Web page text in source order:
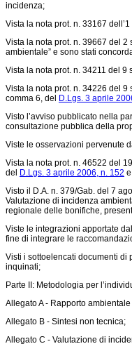
incidenza;
Vista la nota prot. n. 33167
Vista la nota prot. n. 39667 del
ambientale” e sono stati
Vista la nota prot. n. 34211 del
Vista la nota prot. n. 34226 del
comma 6, del
D.Lgs. 3 aprile
Visto l’avviso pubblicato nella
consultazione pubblica della
Viste le osservazioni pervenute
Vista la nota prot. n. 46522 del
del
D.Lgs. 3 aprile 2006, n. 152
Visto il D.A. n. 379/Gab. del 7
Valutazione di incidenza
regionale delle bonifiche,
Viste le integrazioni apportate
fine di integrare le
Visti i sottoelencati documenti di
inquinati;
Parte II: Metodologia per
Allegato A - Rapporto
Allegato B - Sintesi non tecnica;
Allegato C - Valutazione di